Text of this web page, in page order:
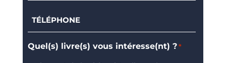
Téléphone
Quel(s) livre(s) vous intéresse(nt) ? *